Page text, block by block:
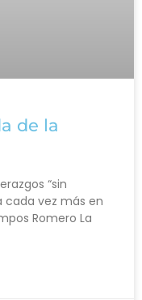
de la
“sin
cada vez más en
Romero La